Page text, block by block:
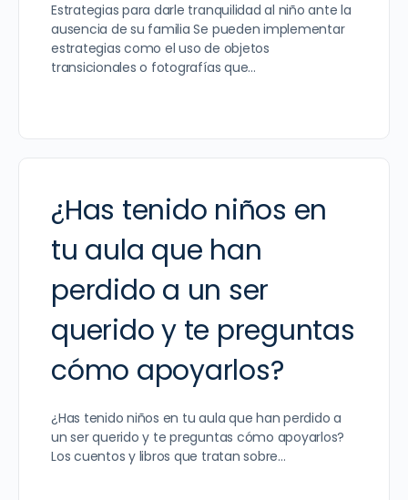
Estrategias para darle tranquilidad al niño ante la
ausencia de su familia Se pueden implementar
estrategias como el uso de objetos
transicionales o fotografías que…
¿Has tenido niños en
tu aula que han
perdido a un ser
querido y te preguntas
cómo apoyarlos?
¿Has tenido niños en tu aula que han perdido a
un ser querido y te preguntas cómo apoyarlos?
Los cuentos y libros que tratan sobre…